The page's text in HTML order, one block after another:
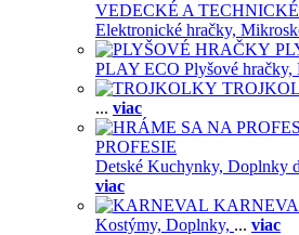
VEDECKÉ A
Elektronické hračky,
PLAY ECO Plyšové hračky,
... viac
PROFESIE
Detské Kuchynky, Doplnky
viac
Kostýmy, Doplnky, ... viac